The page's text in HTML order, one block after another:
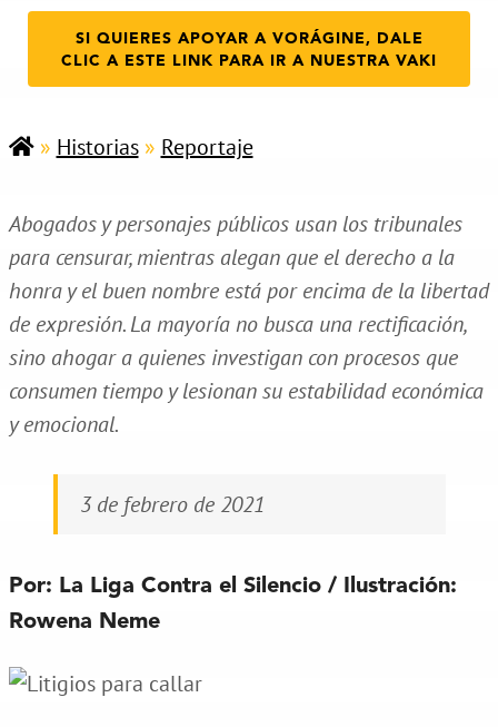
SI QUIERES APOYAR A VORÁGINE, DALE
CLIC A ESTE LINK PARA IR A NUESTRA VAKI
» Historias» Reportaje
Abogados y personajes públicos usan los tribunales
para censurar, mientras alegan que el derecho a la
honra y el buen nombre está por encima de la libertad
de expresión. La mayoría no busca una rectificación,
sino ahogar a quienes investigan con procesos que
consumen tiempo y lesionan su estabilidad económica
y emocional.
3 de febrero de 2021
Por: La Liga Contra el Silencio / Ilustración:
Rowena Neme